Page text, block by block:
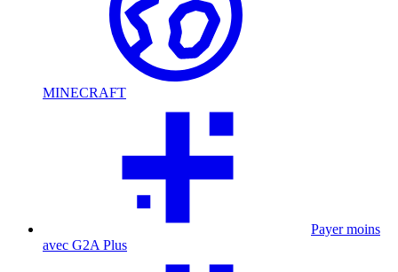
MINECRAFT
Payer moins
avec G2A Plus